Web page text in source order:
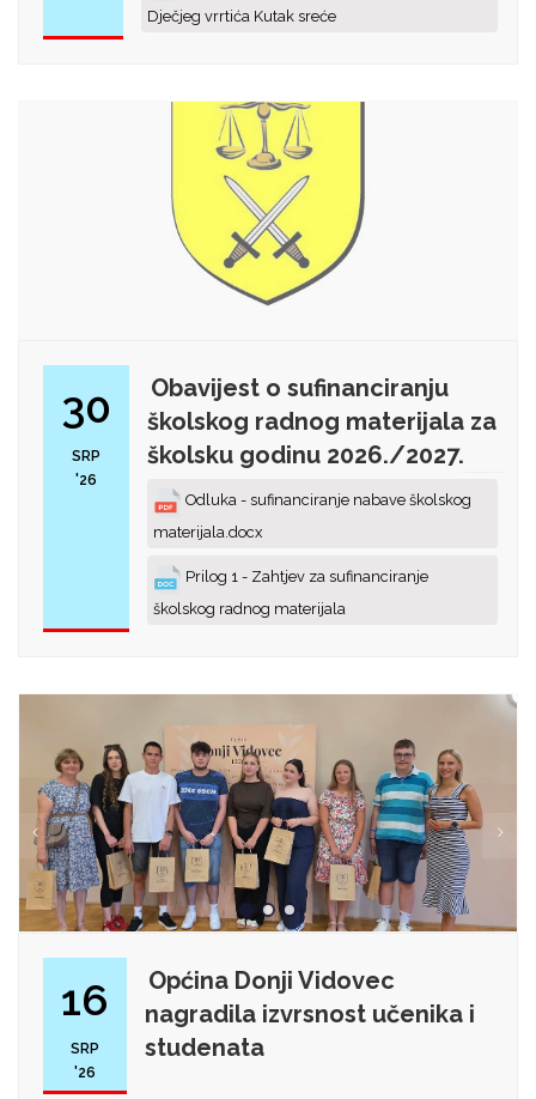
Dječjeg vrrtića Kutak sreće
30
SRP
'26
Obavijest o sufinanciranju
školskog radnog materijala za
školsku godinu 2026./2027.
Odluka - sufinanciranje nabave školskog
materijala.docx
Prilog 1 - Zahtjev za sufinanciranje
školskog radnog materijala
16
SRP
'26
Općina Donji Vidovec
nagradila izvrsnost učenika i
studenata